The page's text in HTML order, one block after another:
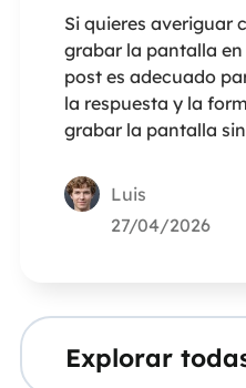
Si quieres averiguar
grabar la pantalla en
post es adecuado
la respuesta y la
grabar la pantalla
Luis
27/04/2026
Explorar